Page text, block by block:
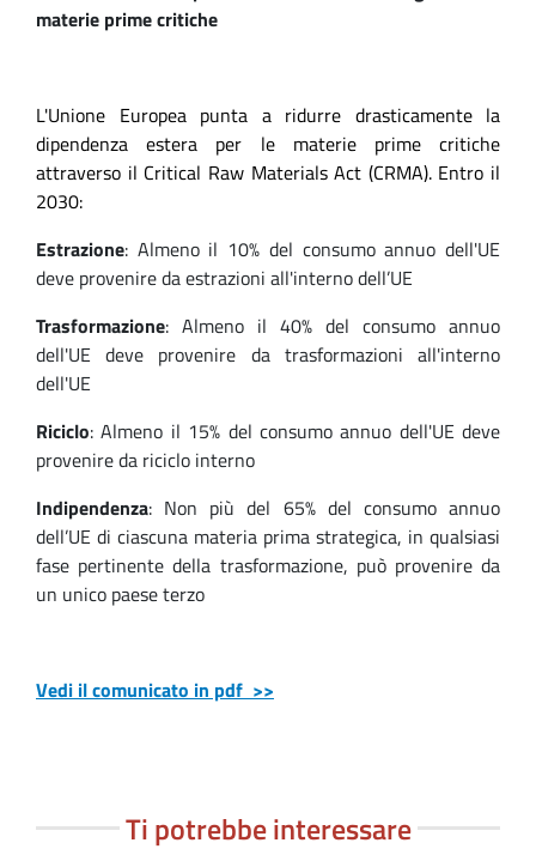
materie prime critiche
L'Unione Europea punta a ridurre drasticamente la
dipendenza estera per le materie prime critiche
attraverso il Critical Raw Materials Act (CRMA). Entro il
2030:
Estrazione: Almeno il 10% del consumo annuo dell'UE
deve provenire da estrazioni all'interno dell’UE
Trasformazione: Almeno il 40% del consumo annuo
dell'UE deve provenire da trasformazioni all'interno
dell'UE
Riciclo: Almeno il 15% del consumo annuo dell'UE deve
provenire da riciclo interno
Indipendenza: Non più del 65% del consumo annuo
dell’UE di ciascuna materia prima strategica, in qualsiasi
fase pertinente della trasformazione, può provenire da
un unico paese terzo
Vedi il comunicato in pdf >>
Ti potrebbe interessare